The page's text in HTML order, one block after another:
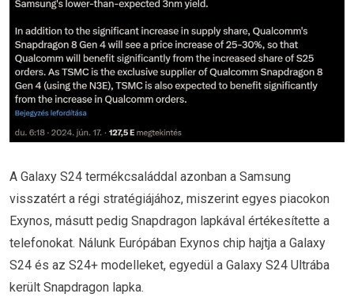
A Galaxy S24 termékcsaláddal azonban a Samsung
visszatért a régi stratégiájához, miszerint egyes piacokon
Exynos, másutt pedig Snapdragon lapkával értékesítette a
telefonokat. Nálunk Európában Exynos chip hajtja a Galaxy
S24 és az S24+ modelleket, egyedül a Galaxy S24 Ultrába
került Snapdragon lapka.